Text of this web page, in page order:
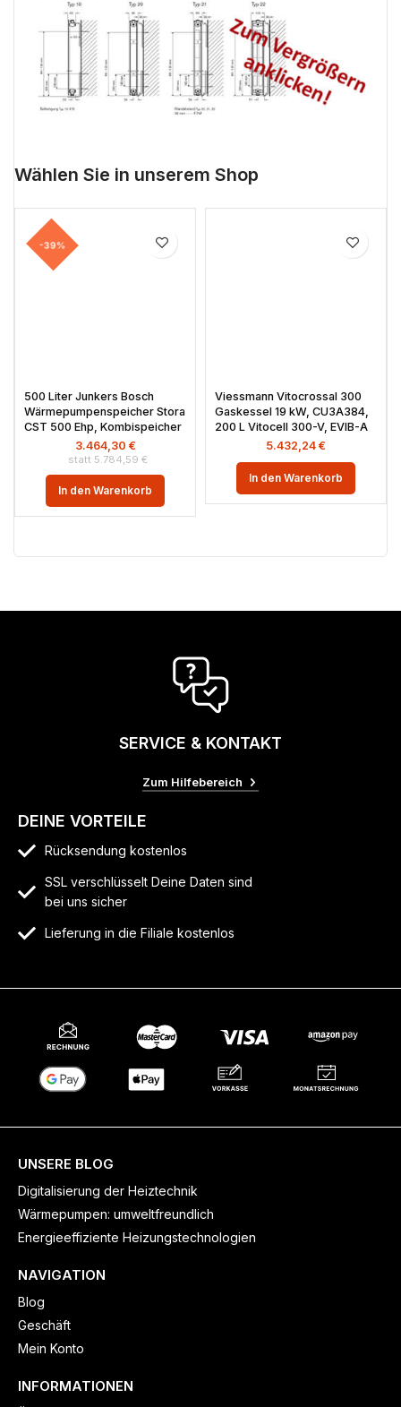
Wählen Sie in unserem Shop
-39%
500 Liter Junkers Bosch
Wärmepumpenspeicher Stora
CST 500 Ehp, Kombispeicher
5.784,59 €
3.464,30 €
In den Warenkorb
Viessmann Vitocrossal 300
Gaskessel 19 kW, CU3A384,
200 L Vitocell 300-V, EVIB-A
5.432,24 €
In den Warenkorb
SERVICE & KONTAKT
Zum Hilfebereich
DEINE VORTEILE
Rücksendung kostenlos
SSL verschlüsselt Deine Daten sind
bei uns sicher
Lieferung in die Filiale kostenlos
UNSERE BLOG
Digitalisierung der Heiztechnik
Wärmepumpen: umweltfreundlich
Energieeffiziente Heizungstechnologien
NAVIGATION
Blog
Geschäft
Mein Konto
INFORMATIONEN